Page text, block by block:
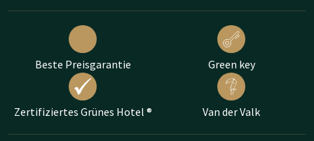
Beste Preisgarantie Green key
Zertifiziertes Grünes Hotel ® Van der Valk